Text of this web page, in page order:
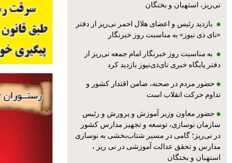
نی‌ریز، استهبان و بختگان
بازدید رئیس و اعضای هلال احمر نی‌ریز از دفتر
«نای ذی نیوز» به مناسبت روز خبرنگار
به مناسبت روز خبرنگار امام جمعه نی‌ریز از
دفتر پایگاه خبری نای‌ذی‌نیوز بازدید کرد
حضور مردم در صحنه، ضامن اقتدار کشور و
تداوم حرکت انقلاب است
حضور معاون وزیر آموزش و پرورش و رئیس
سازمان نوسازی، توسعه و تجهیز مدارس کشور
در نی‌ریز؛ گامی در مسیر شتاب‌بخشی به نوسازی
مدارس و تحقق عدالت آموزشی در نی ریز ،
استهبان و بختگان